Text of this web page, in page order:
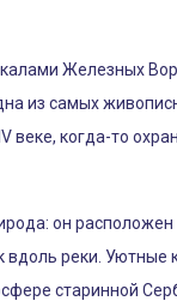
Железных
из самых
веке, когда-то
он
реки.
старинной